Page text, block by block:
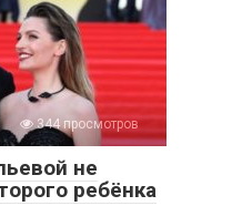
344 просмотров
не
ребёнка